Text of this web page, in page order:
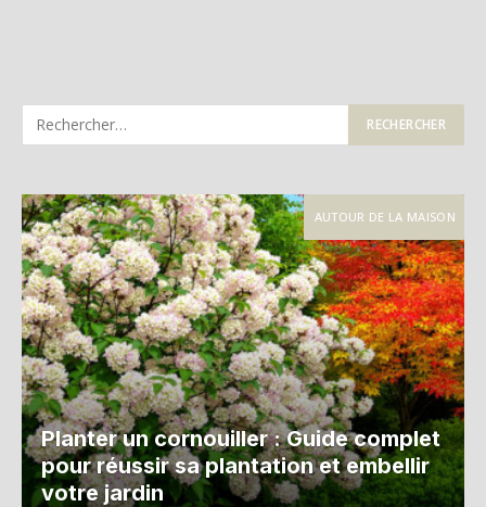
AUTOUR DE LA MAISON
Planter un cornouiller : Guide complet
pour réussir sa plantation et embellir
votre jardin